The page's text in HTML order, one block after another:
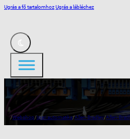
Ugrás a fő tartalomhozUgrás a lábléchez
/Webshop/Ipari automatika/Allen-Bradley/Allen-